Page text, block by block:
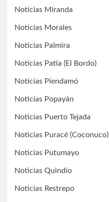
Noticias Miranda
Noticias Morales
Noticias Palmira
Noticias Patía (El Bordo)
Noticias Piendamó
Noticias Popayán
Noticias Puerto Tejada
Noticias Puracé (Coconuco)
Noticias Putumayo
Noticias Quindío
Noticias Restrepo